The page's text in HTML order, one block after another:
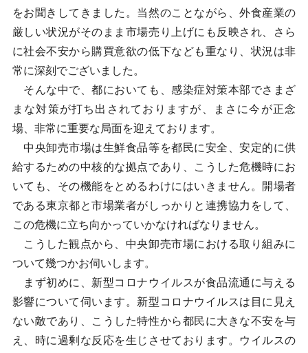
をお聞きしてきました。当然のことながら、外食産業の
厳しい状況がそのまま市場売り上げにも反映され、さら
に社会不安から購買意欲の低下なども重なり、状況は非
常に深刻でございました。
そんな中で、都においても、感染症対策本部でさまざ
まな対策が打ち出されておりますが、まさに今が正念
場、非常に重要な局面を迎えております。
中央卸売市場は生鮮食品等を都民に安全、安定的に供
給するための中核的な拠点であり、こうした危機時にお
いても、その機能をとめるわけにはいきません。開場者
である東京都と市場業者がしっかりと連携協力をして、
この危機に立ち向かっていかなければなりません。
こうした観点から、中央卸売市場における取り組みに
ついて幾つかお伺いします。
まず初めに、新型コロナウイルスが食品流通に与える
影響について伺います。新型コロナウイルスは目に見え
ない敵であり、こうした特性から都民に大きな不安を与
え、時に過剰な反応を生じさせております。ウイルスの